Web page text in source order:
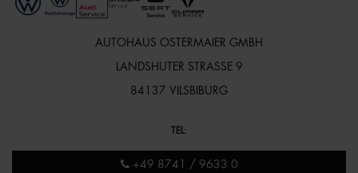
AUTOHAUS OSTERMAIER GMBH
LANDSHUTER STRASSE 9
84137 VILSBIBURG
TEL :
+49 8741 / 9633 0